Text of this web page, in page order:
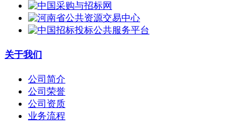
关于我们
公司简介
公司荣誉
公司资质
业务流程